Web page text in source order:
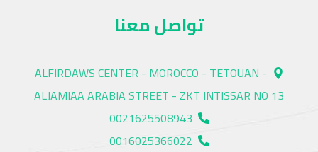
تواصل معنا
ALFIRDAWS CENTER - MOROCCO - TETOUAN -
ALJAMIAA ARABIA STREET - ZKT INTISSAR NO 13
0021625508943
0016025366022